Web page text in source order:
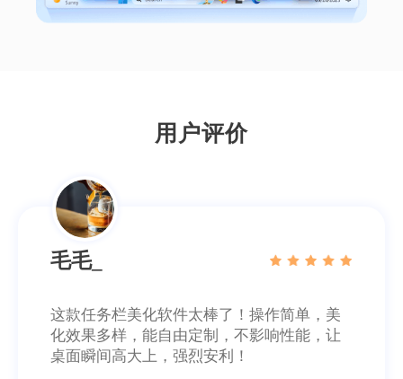
用户评价
毛毛_
这款任务栏美化软件太棒了！操作简单，美
化效果多样，能自由定制，不影响性能，让
桌面瞬间高大上，强烈安利！